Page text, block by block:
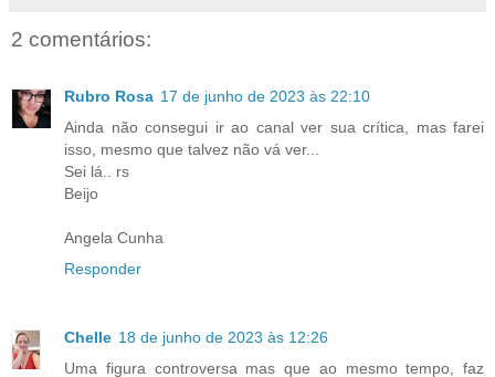
2 comentários:
Rubro Rosa 17 de junho de 2023 às 22:10
Ainda não consegui ir ao canal ver sua crítica, mas farei
isso, mesmo que talvez não vá ver...
Sei lá.. rs
Beijo
Angela Cunha
Responder
Chelle 18 de junho de 2023 às 12:26
Uma figura controversa mas que ao mesmo tempo, faz